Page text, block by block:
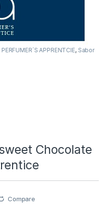
PERFUMER´S APPRENTCIE, Sabor
Chocolate
Compare